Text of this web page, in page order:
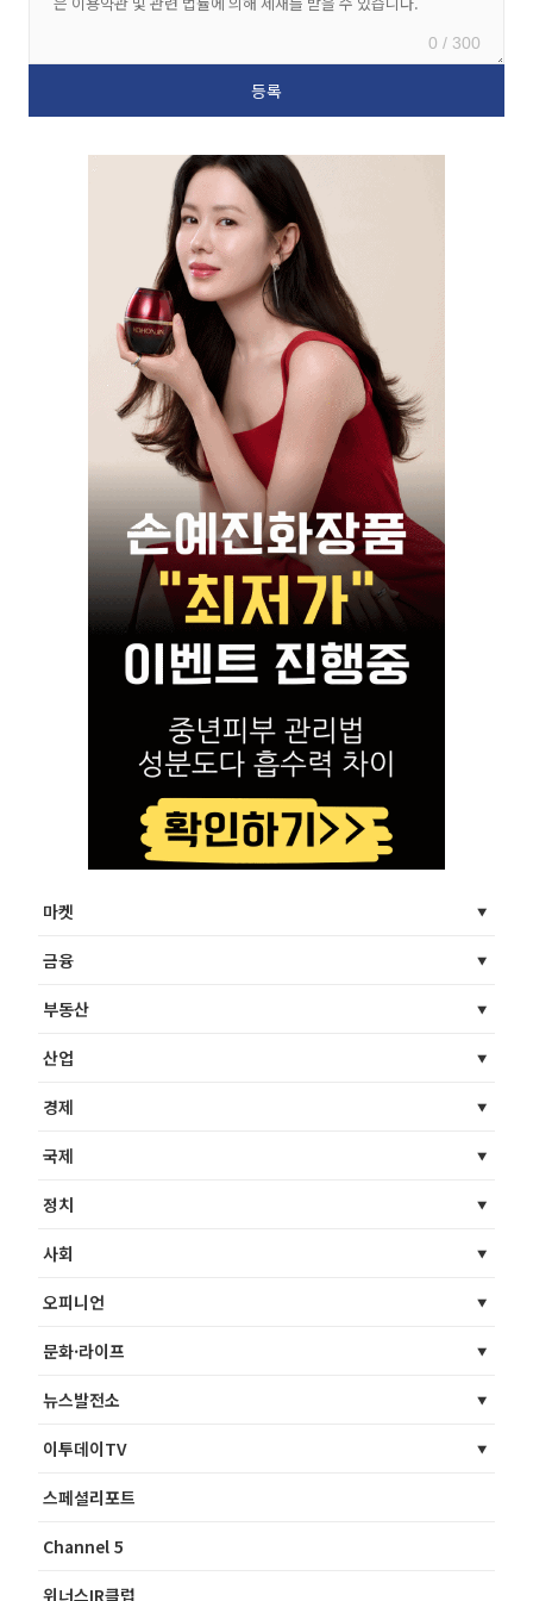
0 / 300
마켓
금융
부동산
산업
경제
국제
정치
사회
오피니언
문화·라이프
뉴스발전소
이투데이TV
스페셜리포트
Channel 5
위너스IR클럽